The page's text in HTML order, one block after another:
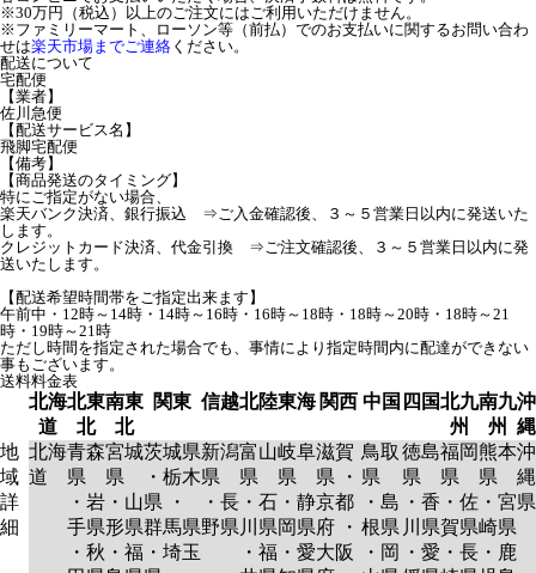
※30万円（税込）以上のご注文にはご利用いただけません。
※ファミリーマート、ローソン等（前払）でのお支払いに関するお問い合わ
せは楽天市場までご連絡 ください。
配送について
宅配便
【業者】
佐川急便
【配送サービス名】
飛脚宅配便
【備考】
【商品発送のタイミング】
特にご指定がない場合、
楽天バンク決済、銀行振込 ⇒ご入金確認後、３～５営業日以内に発送いた
します。
クレジットカード決済、代金引換 ⇒ご注文確認後、３～５営業日以内に発
送いたします。
【配送希望時間帯をご指定出来ます】
午前中・12時～14時・14時～16時・16時～18時・18時～20時・18時～21
時・19時～21時
ただし時間を指定された場合でも、事情により指定時間内に配達ができない
事もございます。
送料料金表
北海
道
北東
北
南東
北
関東 信越北陸東海 関西 中国 四国北九
州
南九
州
沖
縄
地
域
詳
細
北海
道
青森
県
・岩
手県
・秋
宮城
県
・山
形県
・福
茨城県
・栃木
県 ・
群馬県
・埼玉
新潟
県
・長
野県
富山
県
・石
川県
・福
岐阜
県
・静
岡県
・愛
滋賀
県 ・
京都
府 ・
大阪
鳥取
県
・島
根県
・岡
徳島
県
・香
川県
・愛
福岡
県
・佐
賀県
・長
熊本
県
・宮
崎県
・鹿
沖
縄
県